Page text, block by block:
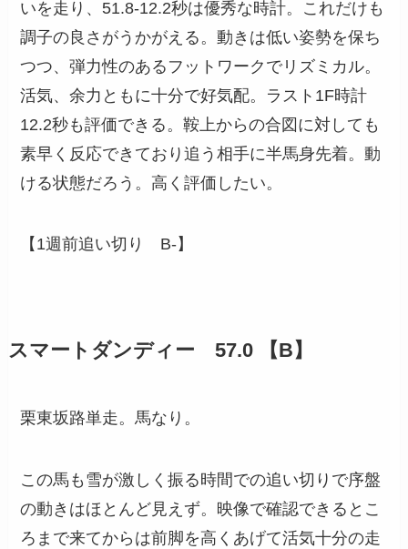
いを走り、51.8-12.2秒は優秀な時計。これだけも
調子の良さがうかがえる。動きは低い姿勢を保ち
つつ、弾力性のあるフットワークでリズミカル。
活気、余力ともに十分で好気配。ラスト1F時計
12.2秒も評価できる。鞍上からの合図に対しても
素早く反応できており追う相手に半馬身先着。動
ける状態だろう。高く評価したい。
【1週前追い切り B-】
スマートダンディー 57.0 【B】
栗東坂路単走。馬なり。
この馬も雪が激しく振る時間での追い切りで序盤
の動きはほとんど見えず。映像で確認できるとこ
ろまで来てからは前脚を高くあげて活気十分の走